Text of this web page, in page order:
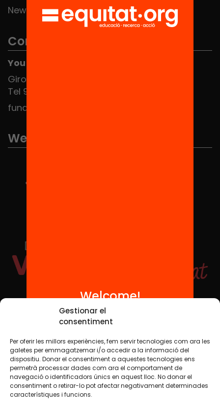
Gestionar el
consentiment
Per oferir les millors experiències, fem servir tecnologies com ara les
galetes per emmagatzemar i/o accedir a la informació del
dispositiu. Donar el consentiment a aquestes tecnologies ens
permetrà processar dades com ara el comportament de
navegació o identificadors únics en aquest lloc. No donar el
consentiment o retirar-lo pot afectar negativament determinades
característiques i funcions.
News
Contact
You can find us at the Social HUB
Girona 34, interior 08010 Barcelona
Tel 934 588 700
fundacio@equitat.org
We are part of...
Social Media
TW YTB IG FB IN
Legal NoticeCookie Policy
Welcome!